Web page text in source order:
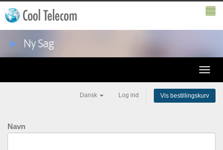
► Ny Sag
Toggle
Dansk Log ind Vis bestillingskurv
Navn